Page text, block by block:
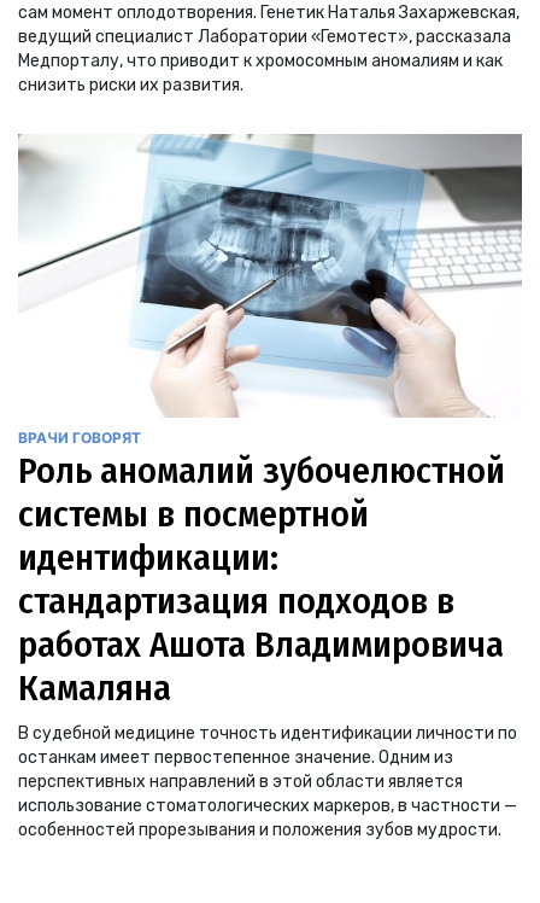
сам момент оплодотворения. Генетик Наталья Захаржевская,
ведущий специалист Лаборатории «Гемотест», рассказала
Медпорталу, что приводит к хромосомным аномалиям и как
снизить риски их развития.
ВРАЧИ ГОВОРЯТ
Роль аномалий зубочелюстной
системы в посмертной
идентификации:
стандартизация подходов в
работах Ашота Владимировича
Камаляна
В судебной медицине точность идентификации личности по
останкам имеет первостепенное значение. Одним из
перспективных направлений в этой области является
использование стоматологических маркеров, в частности —
особенностей прорезывания и положения зубов мудрости.